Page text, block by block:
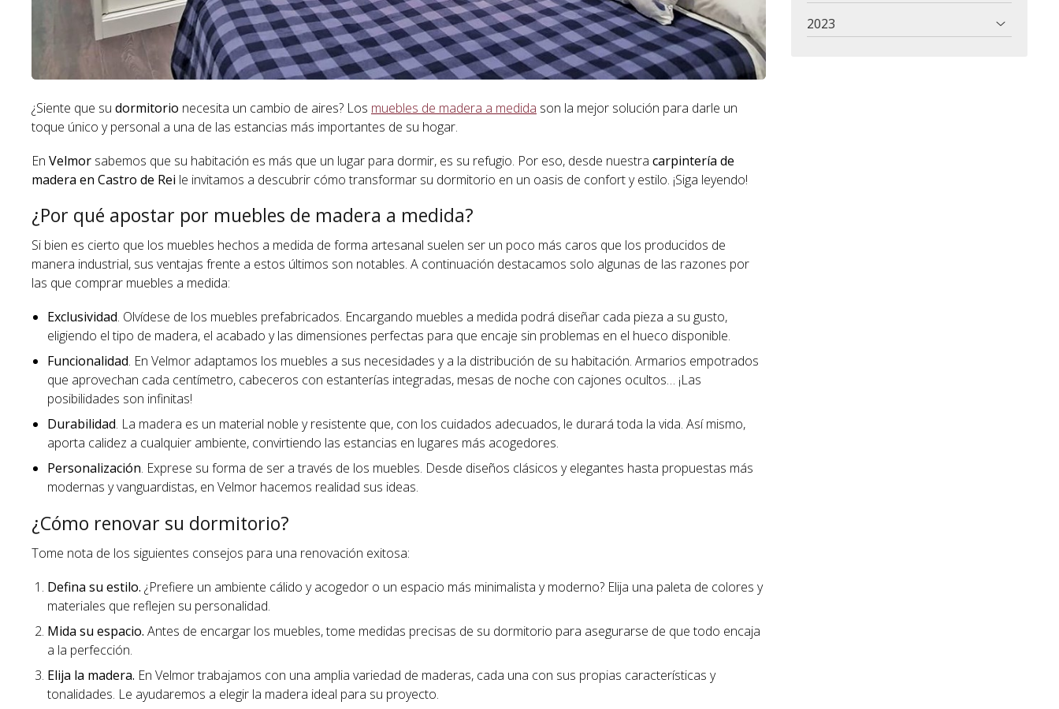
¿Siente que su dormitorio necesita un cambio de aires? Los muebles de madera a medida son la mejor solución para darle un
toque único y personal a una de las estancias más importantes de su hogar.
En Velmor sabemos que su habitación es más que un lugar para dormir, es su refugio. Por eso, desde nuestra carpintería de
madera en Castro de Rei le invitamos a descubrir cómo transformar su dormitorio en un oasis de confort y estilo. ¡Siga leyendo!
¿Por qué apostar por muebles de madera a medida?
Si bien es cierto que los muebles hechos a medida de forma artesanal suelen ser un poco más caros que los producidos de
manera industrial, sus ventajas frente a estos últimos son notables. A continuación destacamos solo algunas de las razones por
las que comprar muebles a medida:
Exclusividad. Olvídese de los muebles prefabricados. Encargando muebles a medida podrá diseñar cada pieza a su gusto,
eligiendo el tipo de madera, el acabado y las dimensiones perfectas para que encaje sin problemas en el hueco disponible.
Funcionalidad. En Velmor adaptamos los muebles a sus necesidades y a la distribución de su habitación. Armarios empotrados
que aprovechan cada centímetro, cabeceros con estanterías integradas, mesas de noche con cajones ocultos… ¡Las
posibilidades son infinitas!
Durabilidad. La madera es un material noble y resistente que, con los cuidados adecuados, le durará toda la vida. Así mismo,
aporta calidez a cualquier ambiente, convirtiendo las estancias en lugares más acogedores.
Personalización. Exprese su forma de ser a través de los muebles. Desde diseños clásicos y elegantes hasta propuestas más
modernas y vanguardistas, en Velmor hacemos realidad sus ideas.
¿Cómo renovar su dormitorio?
Tome nota de los siguientes consejos para una renovación exitosa:
Defina su estilo. ¿Prefiere un ambiente cálido y acogedor o un espacio más minimalista y moderno? Elija una paleta de colores y
materiales que reflejen su personalidad.
Mida su espacio. Antes de encargar los muebles, tome medidas precisas de su dormitorio para asegurarse de que todo encaja
a la perfección.
Elija la madera. En Velmor trabajamos con una amplia variedad de maderas, cada una con sus propias características y
tonalidades. Le ayudaremos a elegir la madera ideal para su proyecto.
2023